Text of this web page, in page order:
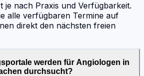
je nach Praxis und Verfügbarkeit.
alle verfügbaren Termine auf
direkt den nächsten freien
werden für Angiologen in
durchsucht?